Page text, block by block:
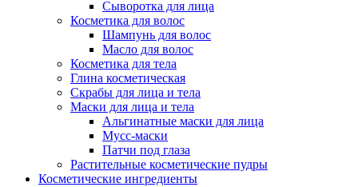
Сыворотка для лица
Косметика для волос
Шампунь для волос
Масло для волос
Косметика для тела
Глина косметическая
Скрабы для лица и тела
Маски для лица и тела
Альгинатные маски для лица
Мусс-маски
Патчи под глаза
Растительные косметические пудры
Косметические ингредиенты